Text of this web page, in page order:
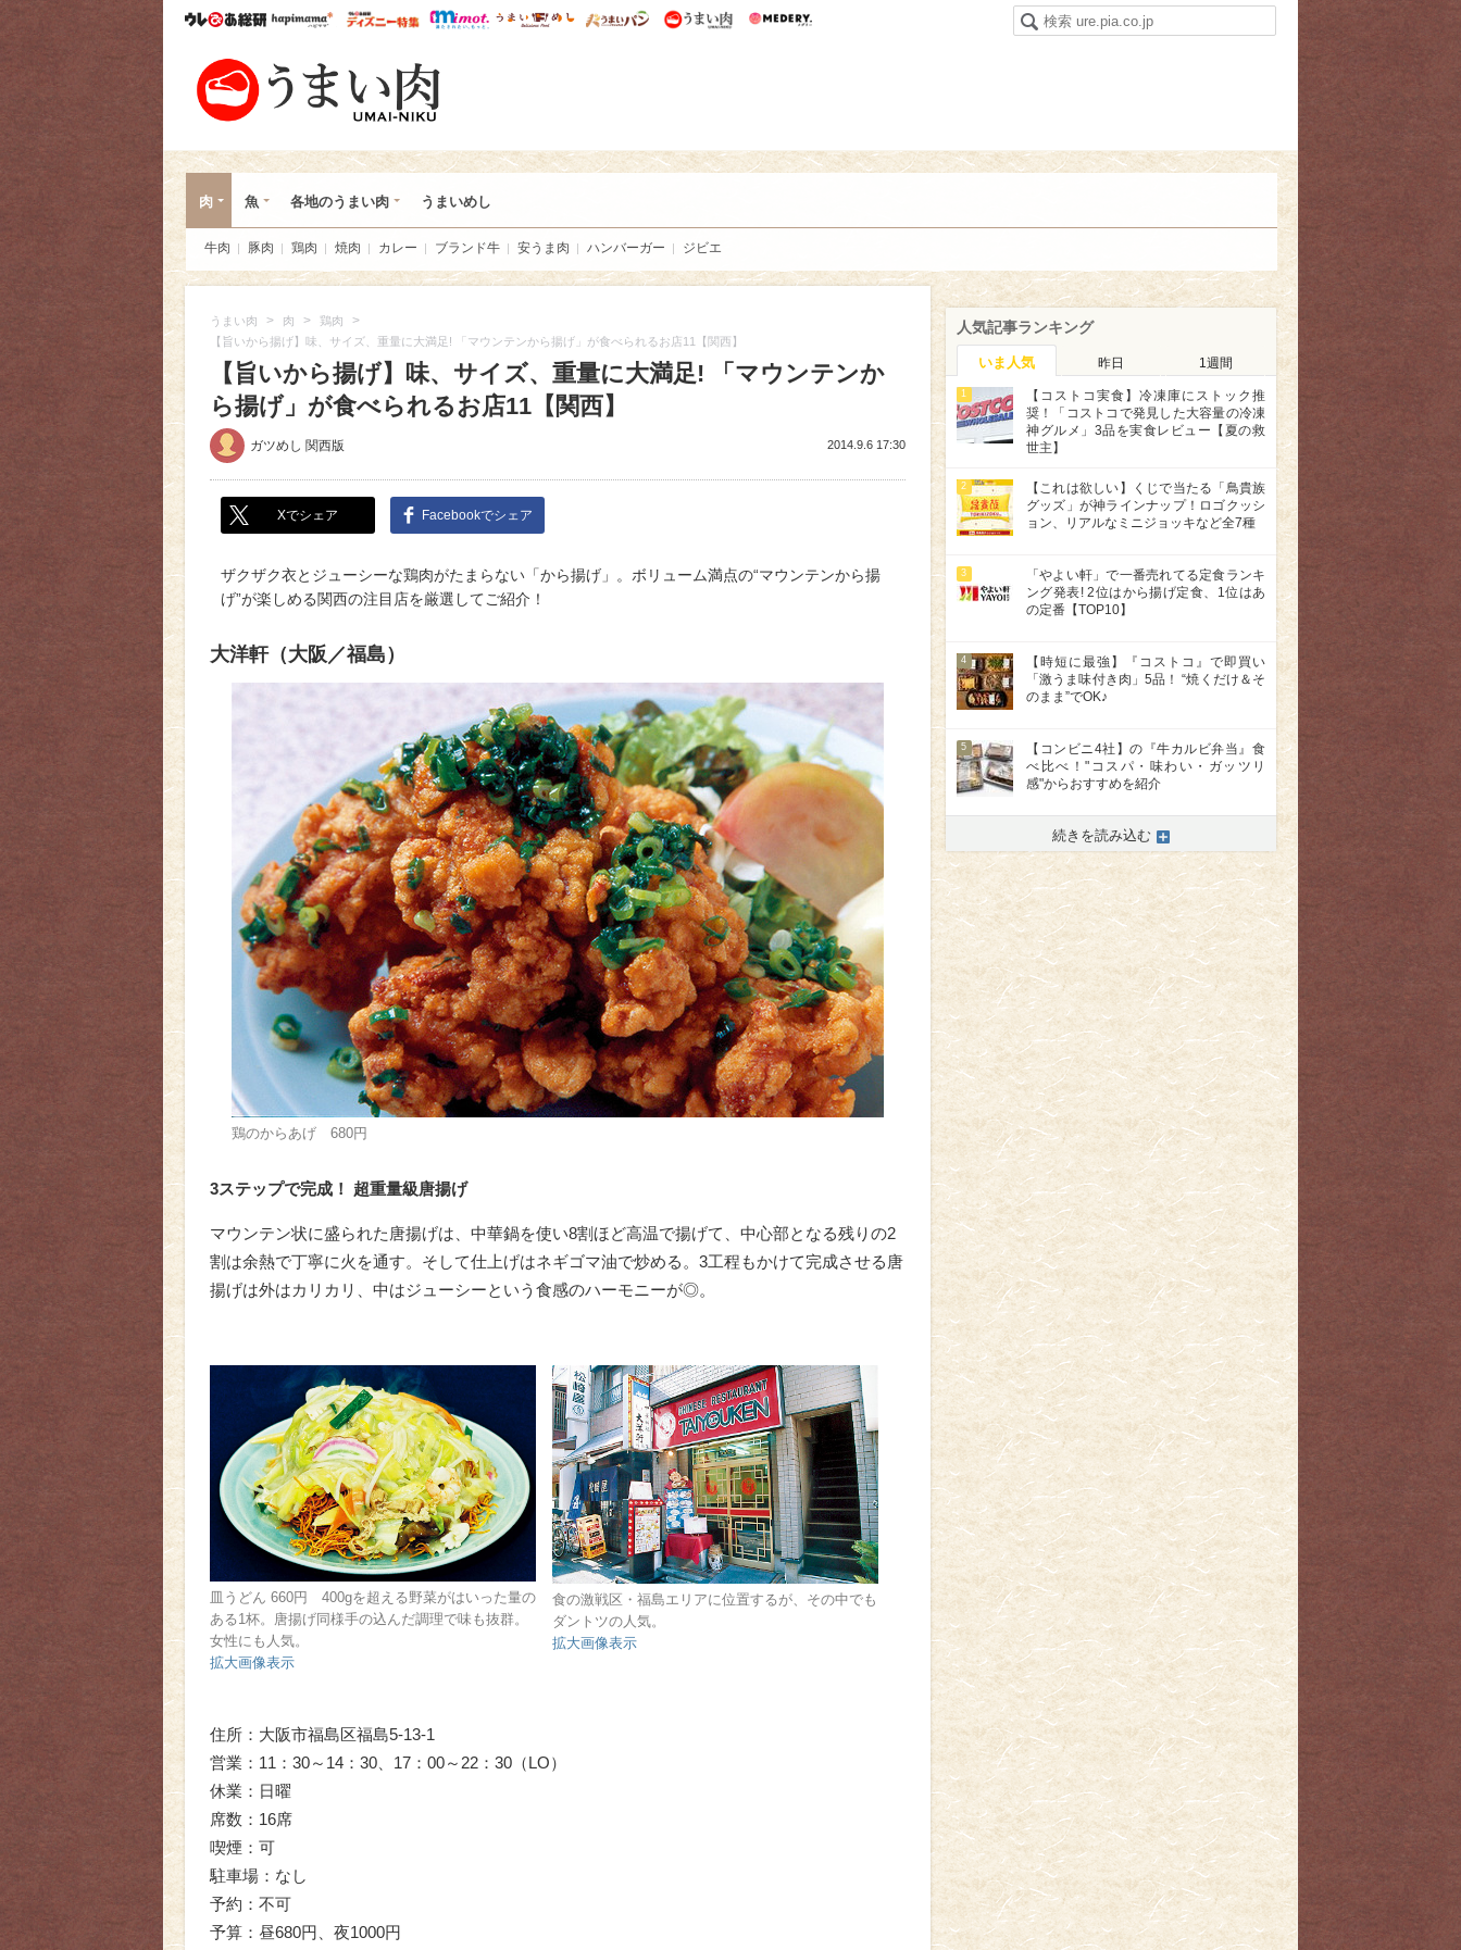
ウレぴあ総研ハピママ* ウレぴあ総研 ディズニー特集
mimot. うまいめし うまいパン うまい肉
肉 魚 各地のうまい肉 うまいめし
牛肉 豚肉 鶏肉 焼肉 カレー ブランド牛 安うま肉 ハンバーガー ジビエ
うまい肉 > 肉 > 鶏肉 >
【旨いから揚げ】味、サイズ、重量に大満足! 「マウンテンから揚げ」が食べられるお店11【関西】
【旨いから揚げ】味、サイズ、重量に大満足! 「マウンテンか
ら揚げ」が食べられるお店11【関西】
ガツめし 関西版 2014.9.6 17:30
Xでシェア Facebookでシェア
ザクザク衣とジューシーな鶏肉がたまらない「から揚げ」。ボリューム満点の“マウンテンから揚
げ”が楽しめる関西の注目店を厳選してご紹介！
大洋軒（大阪／福島）
鶏のからあげ 680円
3ステップで完成！ 超重量級唐揚げ
マウンテン状に盛られた唐揚げは、中華鍋を使い8割ほど高温で揚げて、中心部となる残りの2
割は余熱で丁寧に火を通す。そして仕上げはネギゴマ油で炒める。3工程もかけて完成させる唐
揚げは外はカリカリ、中はジューシーという食感のハーモニーが◎。
皿うどん 660円 400gを超える野菜がはいった量の
ある1杯。唐揚げ同様手の込んだ調理で味も抜群。
女性にも人気。
拡大画像表示
食の激戦区・福島エリアに位置するが、その中でも
ダントツの人気。
拡大画像表示
住所：大阪市福島区福島5-13-1
営業：11：30～14：30、17：00～22：30（LO）
休業：日曜
席数：16席
喫煙：可
駐車場：なし
予約：不可
予算：昼680円、夜1000円
人気記事ランキング
いま人気 昨日 1週間
1
【コストコ実食】冷凍庫にストック推
奨！「コストコで発見した大容量の冷凍
神グルメ」3品を実食レビュー【夏の救
世主】
2
【これは欲しい】くじで当たる「鳥貴族
グッズ」が神ラインナップ！ロゴクッシ
ョン、リアルなミニジョッキなど全7種
3
「やよい軒」で一番売れてる定食ランキ
ング発表! 2位はから揚げ定食、1位はあ
の定番【TOP10】
4
【時短に最強】『コストコ』で即買い
「激うま味付き肉」5品！ “焼くだけ＆そ
のまま”でOK♪
5
【コンビニ4社】の『牛カルビ弁当』食
べ比べ！"コスパ・味わい・ガッツリ
感"からおすすめを紹介
続きを読み込む